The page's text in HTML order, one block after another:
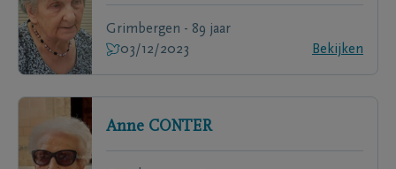
Grimbergen - 89 jaar
03/12/2023
Bekijken
Anne CONTER